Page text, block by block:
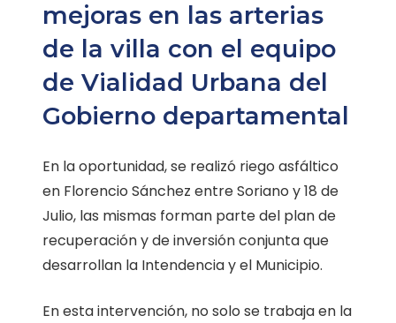
mejoras en las arterias
de la villa con el equipo
de Vialidad Urbana del
Gobierno departamental
En la oportunidad, se realizó riego asfáltico
en Florencio Sánchez entre Soriano y 18 de
Julio, las mismas forman parte del plan de
recuperación y de inversión conjunta que
desarrollan la Intendencia y el Municipio.
En esta intervención, no solo se trabaja en la